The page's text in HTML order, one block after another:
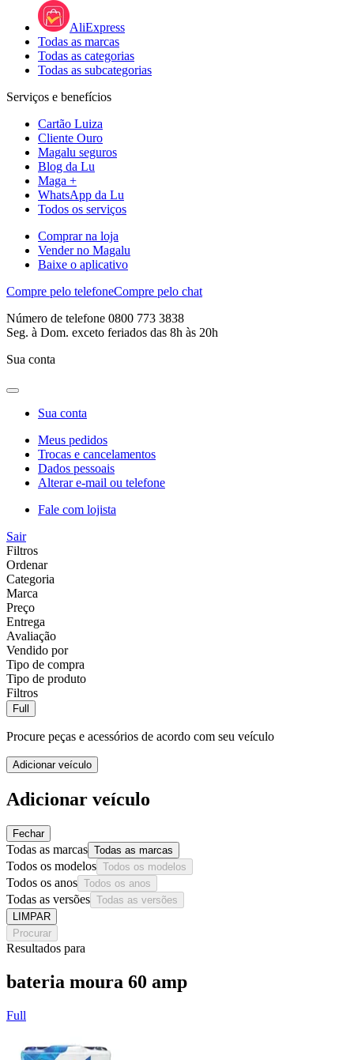
AliExpress
Todas as marcas
Todas as categorias
Todas as subcategorias
Serviços e benefícios
Cartão Luiza
Cliente Ouro
Magalu seguros
Blog da Lu
Maga +
WhatsApp da Lu
Todos os serviços
Comprar na loja
Vender no Magalu
Baixe o aplicativo
Compre pelo telefoneCompre pelo chat
Número de telefone 0800 773 3838
Seg. à Dom. exceto feriados das 8h às 20h
Sua conta
Sua conta
Meus pedidos
Trocas e cancelamentos
Dados pessoais
Alterar e-mail ou telefone
Fale com lojista
Sair
Filtros
Ordenar
Categoria
Marca
Preço
Entrega
Avaliação
Vendido por
Tipo de compra
Tipo de produto
Filtros
Full
Procure peças e acessórios de acordo com seu veículo
Adicionar veículo
Adicionar veículo
Fechar
Todas as marcas Todas as marcas
Todos os modelos Todos os modelos
Todos os anos Todos os anos
Todas as versões Todas as versões
LIMPAR
Procurar
Resultados para
bateria moura 60 amp
Full